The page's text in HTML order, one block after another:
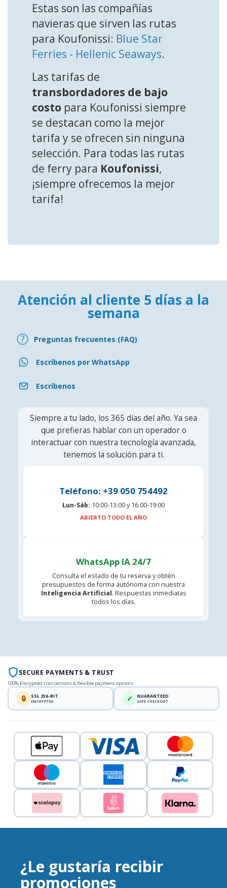
Estas son las compañías
navieras que sirven las rutas
para Koufonissi: Blue Star
Ferries - Hellenic Seaways.
Las tarifas de
transbordadores de bajo
costo para Koufonissi siempre
se destacan como la mejor
tarifa y se ofrecen sin ninguna
selección. Para todas las rutas
de ferry para Koufonissi,
¡siempre ofrecemos la mejor
tarifa!
Atención al cliente 5 días a la
semana
Preguntas frecuentes (FAQ)
Escríbenos por WhatsApp
Escríbenos
Siempre a tu lado, los 365 días del año. Ya sea
que prefieras hablar con un operador o
interactuar con nuestra tecnología avanzada,
tenemos la solución para ti.
Teléfono: +39 050 754492
Lun-Sáb: 10:00-13:00 y 16.00-19:00
ABIERTO TODO EL AÑO
WhatsApp IA 24/7
Consulta el estado de tu reserva y obtén
presupuestos de forma autónoma con nuestra
Inteligencia Artificial. Respuestas inmediatas
todos los días.
SECURE PAYMENTS & TRUST
100% Encrypted transactions & flexible payment options
🔒 SSL 256-BIT
ENCRYPTED ✓ GUARANTEED
SAFE CHECKOUT
¿Le gustaría recibir
promociones